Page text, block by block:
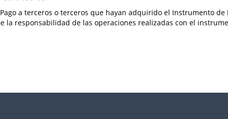
a terceros o terceros que hayan adquirido el Instrumento
la responsabilidad de las operaciones realizadas con el